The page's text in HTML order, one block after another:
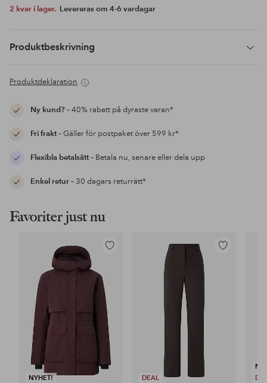
2 kvar i lager. Levereras om 4-6 vardagar
Produktbeskrivning
Produktdeklaration
Ny kund?– 40% rabatt på dyraste varan*
Fri frakt– Gäller för postpaket över 599 kr*
Flexibla betalsätt– Betala nu, senare eller dela upp
Enkel retur– 30 dagars returrätt*
Favoriter just nu
NYHET!
Lägg
i
favoriter
DEAL
Lägg